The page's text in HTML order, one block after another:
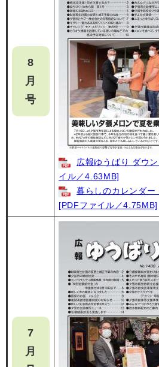
8
月
号
広報ゆうばり ダウ
イル／4.63MB]
暮らしのカレンダー
[PDFファイル／4.75MB]
7
月